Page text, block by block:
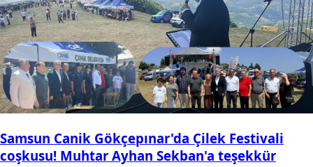
Samsun Canik Gökçepınar'da Çilek Festivali
coşkusu! Muhtar Ayhan Sekban'a teşekkür